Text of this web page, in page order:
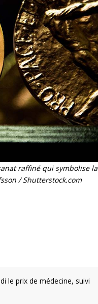
raffiné qui symbolise la
/ Shutterstock.com
le prix de médecine, suivi